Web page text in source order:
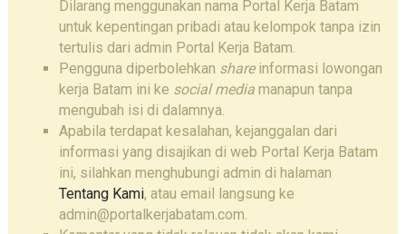
Dilarang menggunakan nama Portal Kerja Batam
untuk kepentingan pribadi atau kelompok tanpa izin
tertulis dari admin Portal Kerja Batam.
Pengguna diperbolehkan shareinformasi lowongan
kerja Batam ini ke social mediamanapun tanpa
mengubah isi di dalamnya.
Apabila terdapat kesalahan, kejanggalan dari
informasi yang disajikan di web Portal Kerja Batam
ini, silahkan menghubungi admin di halaman
Tentang Kami, atau email langsung ke
admin@portalkerjabatam.com.